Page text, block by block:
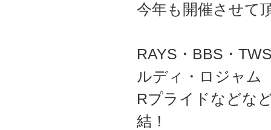
今年も開催させて
RAYS・BBS・
ルディ・ロジャム
Rプライドなどな
結！